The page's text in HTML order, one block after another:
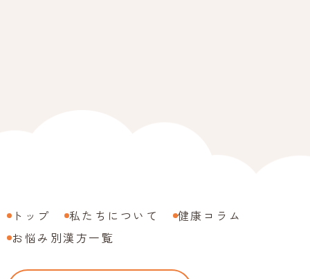
トップ 私たちについて
健康コラム
お悩み別漢方一覧